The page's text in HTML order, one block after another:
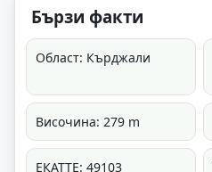
Бързи факти
Област: Кърджали
Височина: 279 m
ЕКАТТЕ: 49103